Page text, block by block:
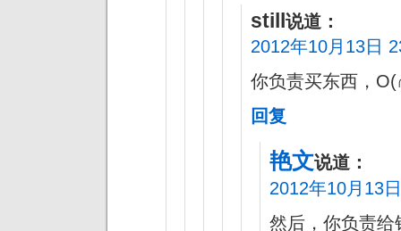
still 说道：
2012年10月13日
你负责买东西，
回复
艳文说道：
2012年10月13
然后，你负责